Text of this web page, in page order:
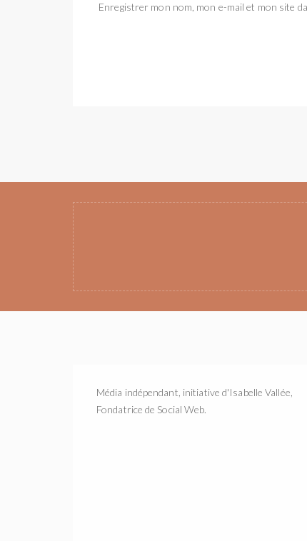
Enregistrer mon nom, mon e-mail et mon site
Média indépendant, initiative d'Isabelle Vallée,
Fondatrice de Social Web.